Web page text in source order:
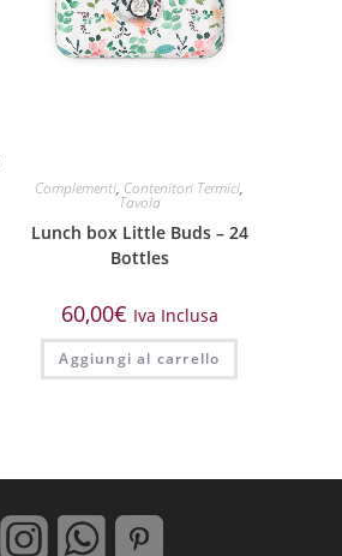
Complementi, Contenitori Termici,
Tavola
Lunch box Little Buds – 24
Bottles
60,00€ Iva Inclusa
Aggiungi al carrello